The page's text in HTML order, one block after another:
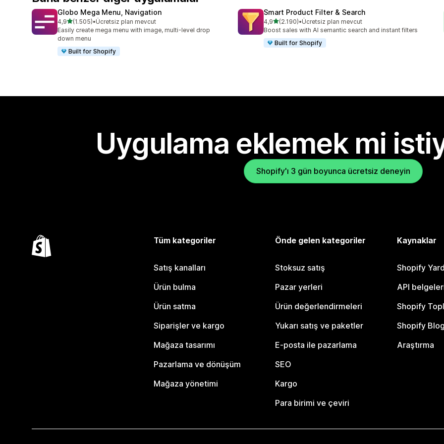
Globo Mega Menu, Navigation
4,95 yıldız üzerinden
(1.505)
toplam 1505 değerlendirme
•Ücretsiz plan mevcut
Easily create mega menu with image, multi-level drop
down menu
Built for Shopify
Smart Product Filter & Search
4,95 yıldız üzerinden
(2.190)
toplam 2190 değerlendirme
•Ücretsiz plan mevcut
Boost sales with AI semantic search and instant filters
Built for Shopify
Uygulama eklemek mi
Shopify'ı 3 gün boyunca ücretsiz deneyin
Tüm kategoriler
Satış kanalları
Ürün bulma
Ürün satma
Siparişler ve kargo
Mağaza tasarımı
Pazarlama ve dönüşüm
Mağaza yönetimi
Önde gelen kategoriler
Stoksuz satış
Pazar yerleri
Ürün değerlendirmeleri
Yukarı satış ve paketler
E-posta ile pazarlama
SEO
Kargo
Para birimi ve çeviri
Kaynaklar
Shopify
API
Shopify
Shopify
Araştırma